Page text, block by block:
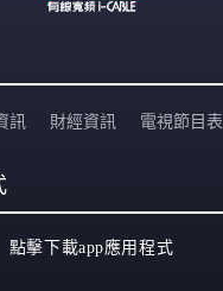
訊 財經資訊 電視節目表
點擊下載app應用程式